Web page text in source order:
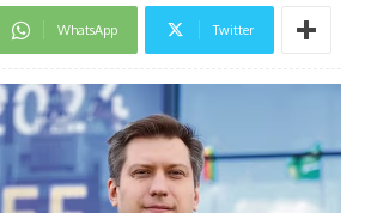
WhatsApp Twitter